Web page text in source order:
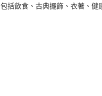
括飲食、古典擺飾、衣著、